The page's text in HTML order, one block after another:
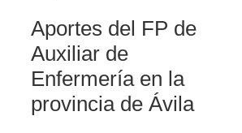
Aportes del FP de
Auxiliar de
Enfermería en la
provincia de Ávila